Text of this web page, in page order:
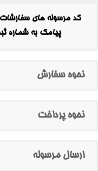
کد مرسوله های
پیامک به شماره
نحوه سفارش
نحوه پرداخت
ارسال مرسوله